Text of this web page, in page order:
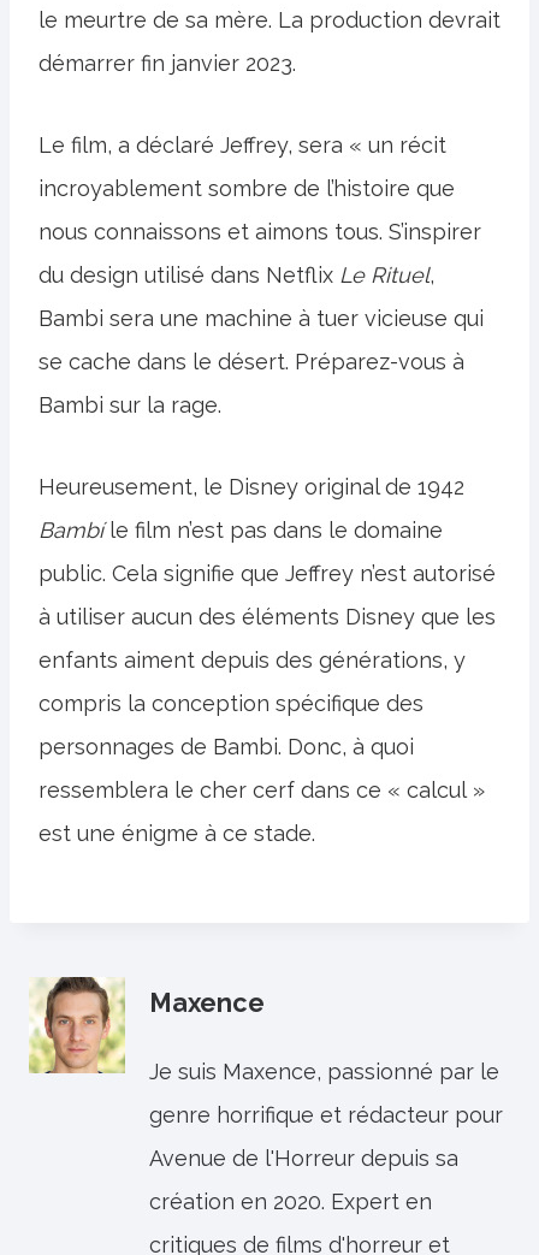
le meurtre de sa mère. La production devrait
démarrer fin janvier 2023.
Le film, a déclaré Jeffrey, sera « un récit
incroyablement sombre de l’histoire que
nous connaissons et aimons tous. S’inspirer
du design utilisé dans Netflix Le Rituel,
Bambi sera une machine à tuer vicieuse qui
se cache dans le désert. Préparez-vous à
Bambi sur la rage.
Heureusement, le Disney original de 1942
Bambíle film n’est pas dans le domaine
public. Cela signifie que Jeffrey n’est autorisé
à utiliser aucun des éléments Disney que les
enfants aiment depuis des générations, y
compris la conception spécifique des
personnages de Bambi. Donc, à quoi
ressemblera le cher cerf dans ce « calcul »
est une énigme à ce stade.
Maxence
Je suis Maxence, passionné par le
genre horrifique et rédacteur pour
Avenue de l'Horreur depuis sa
création en 2020. Expert en
critiques de films d'horreur et